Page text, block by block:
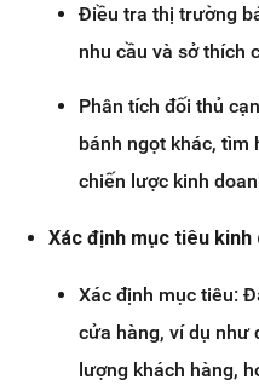
Điều tra thị trường
nhu cầu và sở thích
Phân tích đối thủ
bánh ngọt khác, tìm
chiến lược kinh
Xác định mục tiêu kinh
Xác định mục tiêu:
cửa hàng, ví dụ như
lượng khách hàng,